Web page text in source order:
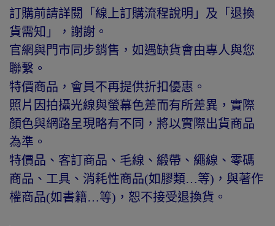
訂購前請詳閱「線上訂購流程說明」及「退換
貨需知」，謝謝。
官網與門市同步銷售，如遇缺貨會由專人與您
聯繫。
特價商品，會員不再提供折扣優惠。
照片因拍攝光線與螢幕色差而有所差異，實際
顏色與網路呈現略有不同，將以實際出貨商品
為準。
特價品、客訂商品、毛線、緞帶、繩線、零碼
商品、工具、消耗性商品(如膠類…等)，與著作
權商品(如書籍…等)，恕不接受退換貨。